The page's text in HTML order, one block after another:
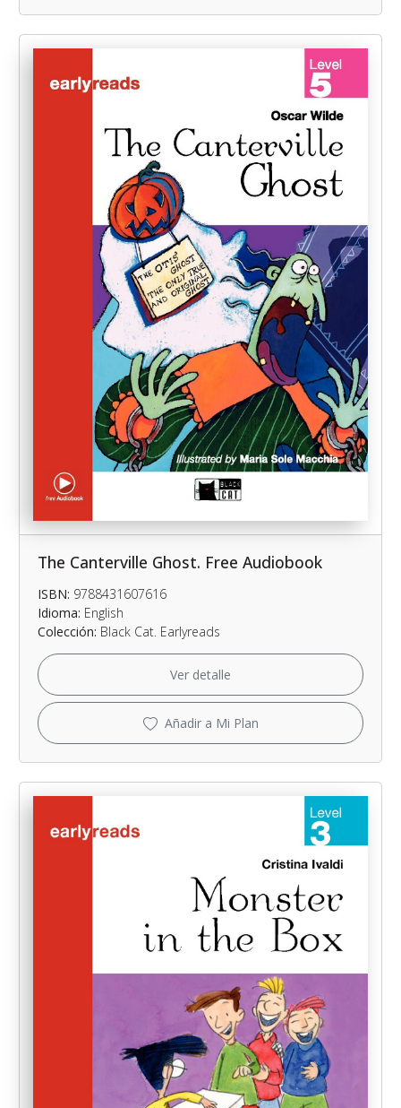
The Canterville Ghost. Free Audiobook
ISBN: 9788431607616
Idioma: English
Colección: Black Cat. Earlyreads
Ver detalle
Añadir a Mi Plan